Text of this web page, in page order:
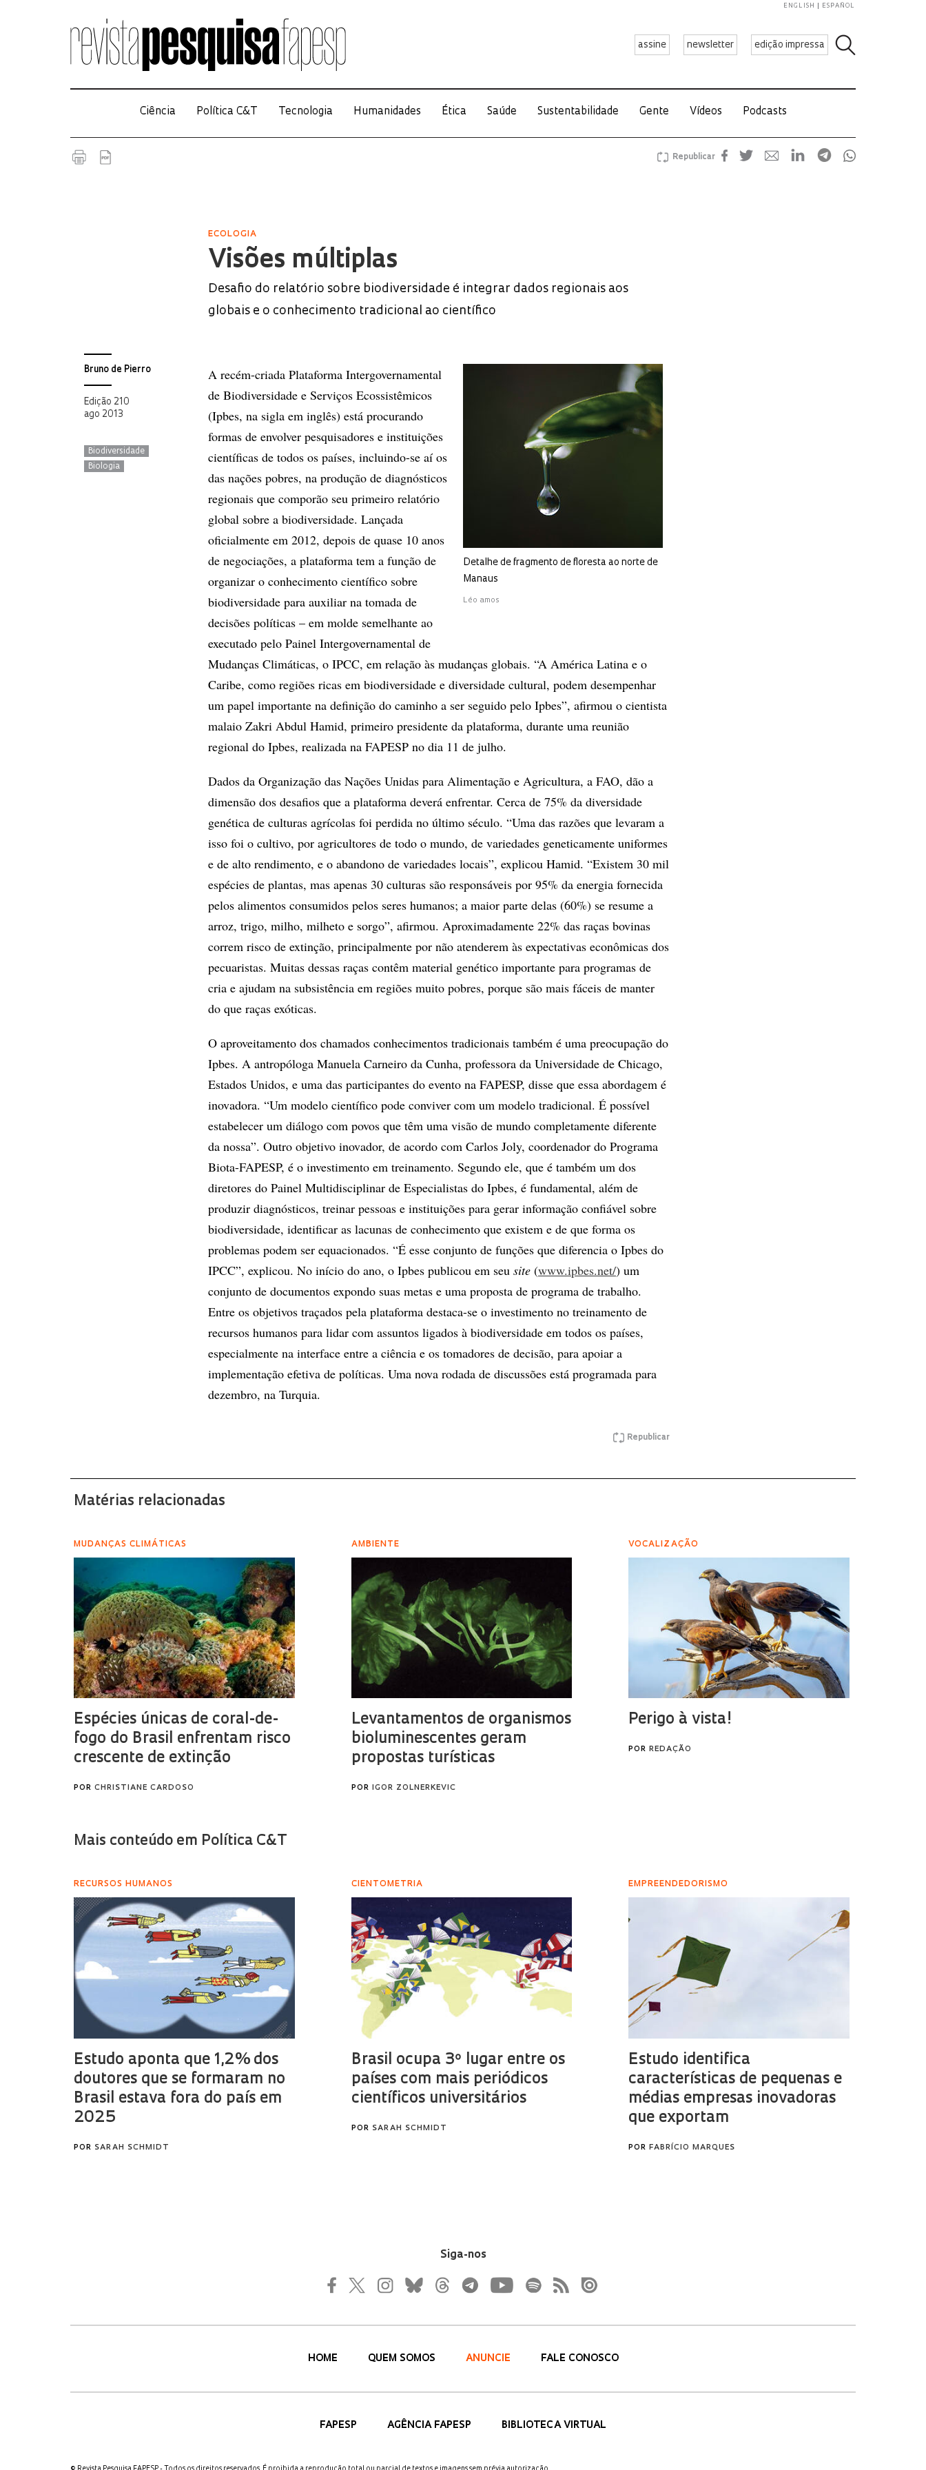
assine newsletter edição impressa
ENGLISH ESPAÑOL
Ciência Política C&T Tecnologia Humanidades Ética Saúde Sustentabilidade Gente Vídeos Podcasts
Republicar
ECOLOGIA
Visões múltiplas
Desafio do relatório sobre biodiversidade é integrar dados regionais aos
globais e o conhecimento tradicional ao científico
Bruno de Pierro
Edição 210
ago 2013
Biodiversidade
Biologia
Detalhe de fragmento de floresta ao norte de
Manaus
Léo amos
A recém-criada Plataforma Intergovernamental
de Biodiversidade e Serviços Ecossistêmicos
(Ipbes, na sigla em inglês) está procurando
formas de envolver pesquisadores e instituições
científicas de todos os países, incluindo-se aí os
das nações pobres, na produção de diagnósticos
regionais que comporão seu primeiro relatório
global sobre a biodiversidade. Lançada
oficialmente em 2012, depois de quase 10 anos
de negociações, a plataforma tem a função de
organizar o conhecimento científico sobre
biodiversidade para auxiliar na tomada de
decisões políticas – em molde semelhante ao
executado pelo Painel Intergovernamental de
Mudanças Climáticas, o IPCC, em relação às mudanças globais. “A América Latina e o
Caribe, como regiões ricas em biodiversidade e diversidade cultural, podem desempenhar
um papel importante na definição do caminho a ser seguido pelo Ipbes”, afirmou o cientista
malaio Zakri Abdul Hamid, primeiro presidente da plataforma, durante uma reunião
regional do Ipbes, realizada na FAPESP no dia 11 de julho.
Dados da Organização das Nações Unidas para Alimentação e Agricultura, a FAO, dão a
dimensão dos desafios que a plataforma deverá enfrentar. Cerca de 75% da diversidade
genética de culturas agrícolas foi perdida no último século. “Uma das razões que levaram a
isso foi o cultivo, por agricultores de todo o mundo, de variedades geneticamente uniformes
e de alto rendimento, e o abandono de variedades locais”, explicou Hamid. “Existem 30 mil
espécies de plantas, mas apenas 30 culturas são responsáveis por 95% da energia fornecida
pelos alimentos consumidos pelos seres humanos; a maior parte delas (60%) se resume a
arroz, trigo, milho, milheto e sorgo”, afirmou. Aproximadamente 22% das raças bovinas
correm risco de extinção, principalmente por não atenderem às expectativas econômicas dos
pecuaristas. Muitas dessas raças contêm material genético importante para programas de
cria e ajudam na subsistência em regiões muito pobres, porque são mais fáceis de manter
do que raças exóticas.
O aproveitamento dos chamados conhecimentos tradicionais também é uma preocupação do
Ipbes. A antropóloga Manuela Carneiro da Cunha, professora da Universidade de Chicago,
Estados Unidos, e uma das participantes do evento na FAPESP, disse que essa abordagem é
inovadora. “Um modelo científico pode conviver com um modelo tradicional. É possível
estabelecer um diálogo com povos que têm uma visão de mundo completamente diferente
da nossa”. Outro objetivo inovador, de acordo com Carlos Joly, coordenador do Programa
Biota-FAPESP, é o investimento em treinamento. Segundo ele, que é também um dos
diretores do Painel Multidisciplinar de Especialistas do Ipbes, é fundamental, além de
produzir diagnósticos, treinar pessoas e instituições para gerar informação confiável sobre
biodiversidade, identificar as lacunas de conhecimento que existem e de que forma os
problemas podem ser equacionados. “É esse conjunto de funções que diferencia o Ipbes do
IPCC”, explicou. No início do ano, o Ipbes publicou em seu site (www.ipbes.net/) um
conjunto de documentos expondo suas metas e uma proposta de programa de trabalho.
Entre os objetivos traçados pela plataforma destaca-se o investimento no treinamento de
recursos humanos para lidar com assuntos ligados à biodiversidade em todos os países,
especialmente na interface entre a ciência e os tomadores de decisão, para apoiar a
implementação efetiva de políticas. Uma nova rodada de discussões está programada para
dezembro, na Turquia.
Republicar
Siga-nos
HOME QUEM SOMOS ANUNCIE FALE CONOSCO
FAPESP AGÊNCIA FAPESP BIBLIOTECA VIRTUAL